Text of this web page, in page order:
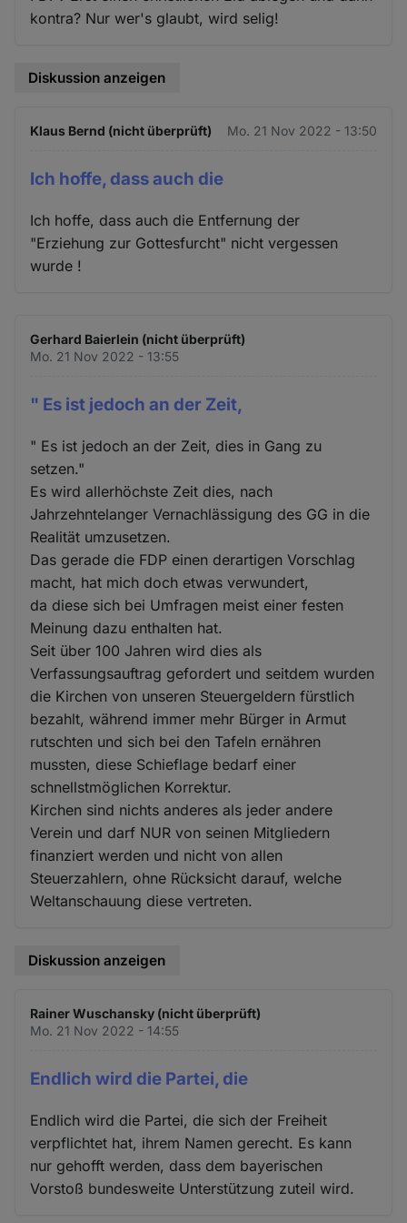
kontra? Nur wer's glaubt, wird selig!
Diskussion anzeigen
Klaus Bernd (nicht überprüft) Mo. 21 Nov 2022 - 13:50
Ich hoffe, dass auch die
Ich hoffe, dass auch die Entfernung der
"Erziehung zur Gottesfurcht" nicht vergessen
wurde !
Gerhard Baierlein (nicht überprüft)
Mo. 21 Nov 2022 - 13:55
" Es ist jedoch an der Zeit,
" Es ist jedoch an der Zeit, dies in Gang zu
setzen."
Es wird allerhöchste Zeit dies, nach
Jahrzehntelanger Vernachlässigung des GG in die
Realität umzusetzen.
Das gerade die FDP einen derartigen Vorschlag
macht, hat mich doch etwas verwundert,
da diese sich bei Umfragen meist einer festen
Meinung dazu enthalten hat.
Seit über 100 Jahren wird dies als
Verfassungsauftrag gefordert und seitdem wurden
die Kirchen von unseren Steuergeldern fürstlich
bezahlt, während immer mehr Bürger in Armut
rutschten und sich bei den Tafeln ernähren
mussten, diese Schieflage bedarf einer
schnellstmöglichen Korrektur.
Kirchen sind nichts anderes als jeder andere
Verein und darf NUR von seinen Mitgliedern
finanziert werden und nicht von allen
Steuerzahlern, ohne Rücksicht darauf, welche
Weltanschauung diese vertreten.
Diskussion anzeigen
Rainer Wuschansky (nicht überprüft)
Mo. 21 Nov 2022 - 14:55
Endlich wird die Partei, die
Endlich wird die Partei, die sich der Freiheit
verpflichtet hat, ihrem Namen gerecht. Es kann
nur gehofft werden, dass dem bayerischen
Vorstoß bundesweite Unterstützung zuteil wird.